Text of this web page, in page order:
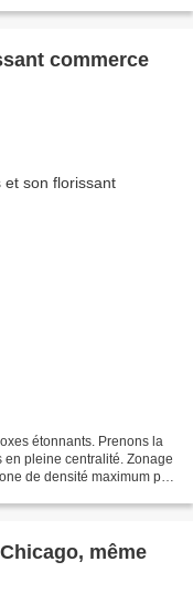
commerce
étonnants. Prenons la
pleine centralité. Zonage
de densité maximum par
même